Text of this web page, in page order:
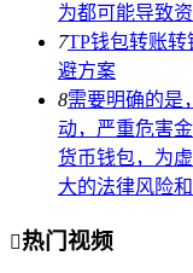
为都可能导致
7TP钱包转账
避方案
8需要明确的是
动，严重危害
货币钱包，为
大的法律风险
热门视频